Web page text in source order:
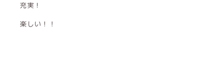
充実！
楽しい！！